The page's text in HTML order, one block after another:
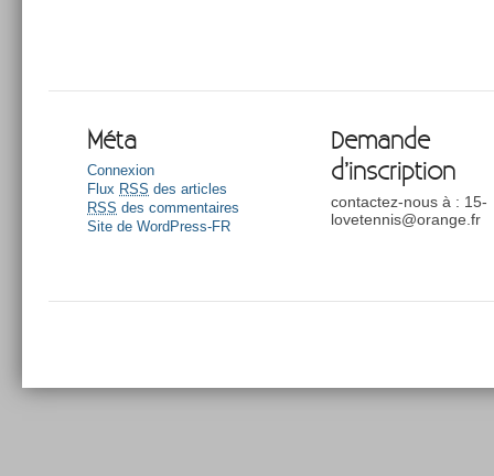
Méta
Connexion
Flux RSS des articles
RSS des commentaires
Site de WordPress-FR
Demande
d’inscription
contactez-nous à : 15-
lovetennis@orange.fr